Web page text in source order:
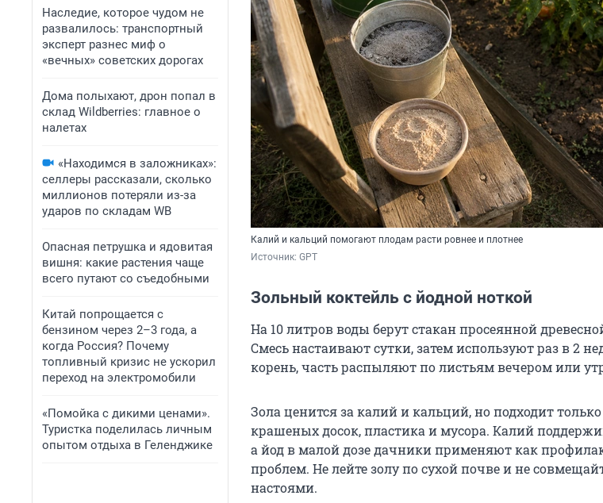
Наследие, которое чудом не
развалилось: транспортный
эксперт разнес миф о
«вечных» советских дорогах
Дома полыхают, дрон попал в
склад Wildberries: главное о
налетах
«Находимся в заложниках»:
селлеры рассказали, сколько
миллионов потеряли из-за
ударов по складам WB
Опасная петрушка и ядовитая
вишня: какие растения чаще
всего путают со съедобными
Китай попрощается с
бензином через 2–3 года, а
когда Россия? Почему
топливный кризис не ускорил
переход на электромобили
«Помойка с дикими ценами».
Туристка поделилась личным
опытом отдыха в Геленджике
Калий и кальций помогают плодам расти ровнее и плотнее
Источник: GPT
Зольный коктейль с йодной ноткой
На 10 литров воды берут стакан просеянной
Смесь настаивают сутки, затем используют раз в 2
корень, часть распыляют по листьям вечером или
Зола ценится за калий и кальций, но подходит
крашеных досок, пластика и мусора. Калий
а йод в малой дозе дачники применяют как
проблем. Не лейте золу по сухой почве и не
настоями.